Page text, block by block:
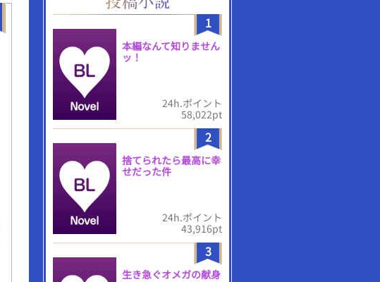
1
本編なんて知りません
ッ！
24h.ポイント
58,022pt
2
捨てられたら最高に幸
せだった件
24h.ポイント
43,916pt
3
生き急ぐオメガの献身